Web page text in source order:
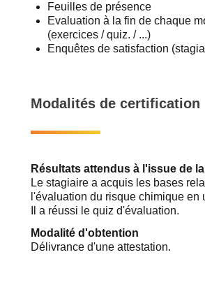
Feuilles de présence
Evaluation à la fin de chaque
(exercices / quiz. / ...)
Enquêtes de satisfaction
Modalités de certification
Résultats attendus à l'issue de
Le stagiaire a acquis les bases
l'évaluation du risque chimique en
Il a réussi le quiz d'évaluation.
Modalité d'obtention
Délivrance d'une attestation.